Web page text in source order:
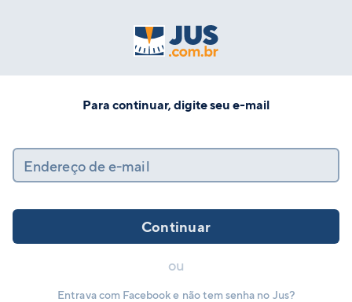
Para continuar, digite seu e-mail
Endereço de e-mail
Continuar
ou
Entrava com Facebook e não tem senha no Jus?